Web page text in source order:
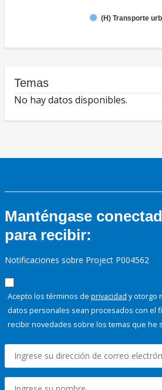
(H) Transporte
Temas
No hay datos disponibles.
Manténgase
para recibir:
Notificaciones sobre Project P004562
Acepto los términos de privacidad y otorgo
datos personales sean procesados con el
recibir novedades sobre los temas que he